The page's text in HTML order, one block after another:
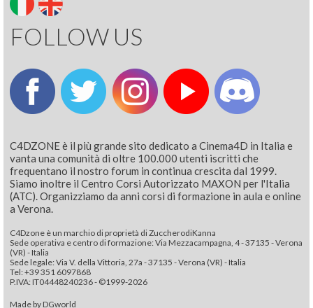
FOLLOW US
C4DZONE è il più grande sito dedicato a Cinema4D in Italia e
vanta una comunità di oltre 100.000 utenti iscritti che
frequentano il nostro forum in continua crescita dal 1999.
Siamo inoltre il Centro Corsi Autorizzato MAXON per l'Italia
(ATC). Organizziamo da anni corsi di formazione in aula e online
a Verona.
C4Dzone è un marchio di proprietà di ZuccherodiKanna
Sede operativa e centro di formazione: Via Mezzacampagna, 4 - 37135 - Verona
(VR) - Italia
Sede legale: Via V. della Vittoria, 27a - 37135 - Verona (VR) - Italia
Tel: +39 351 6097868‬
P.IVA: IT04448240236 - ©1999-2026
Made by DGworld